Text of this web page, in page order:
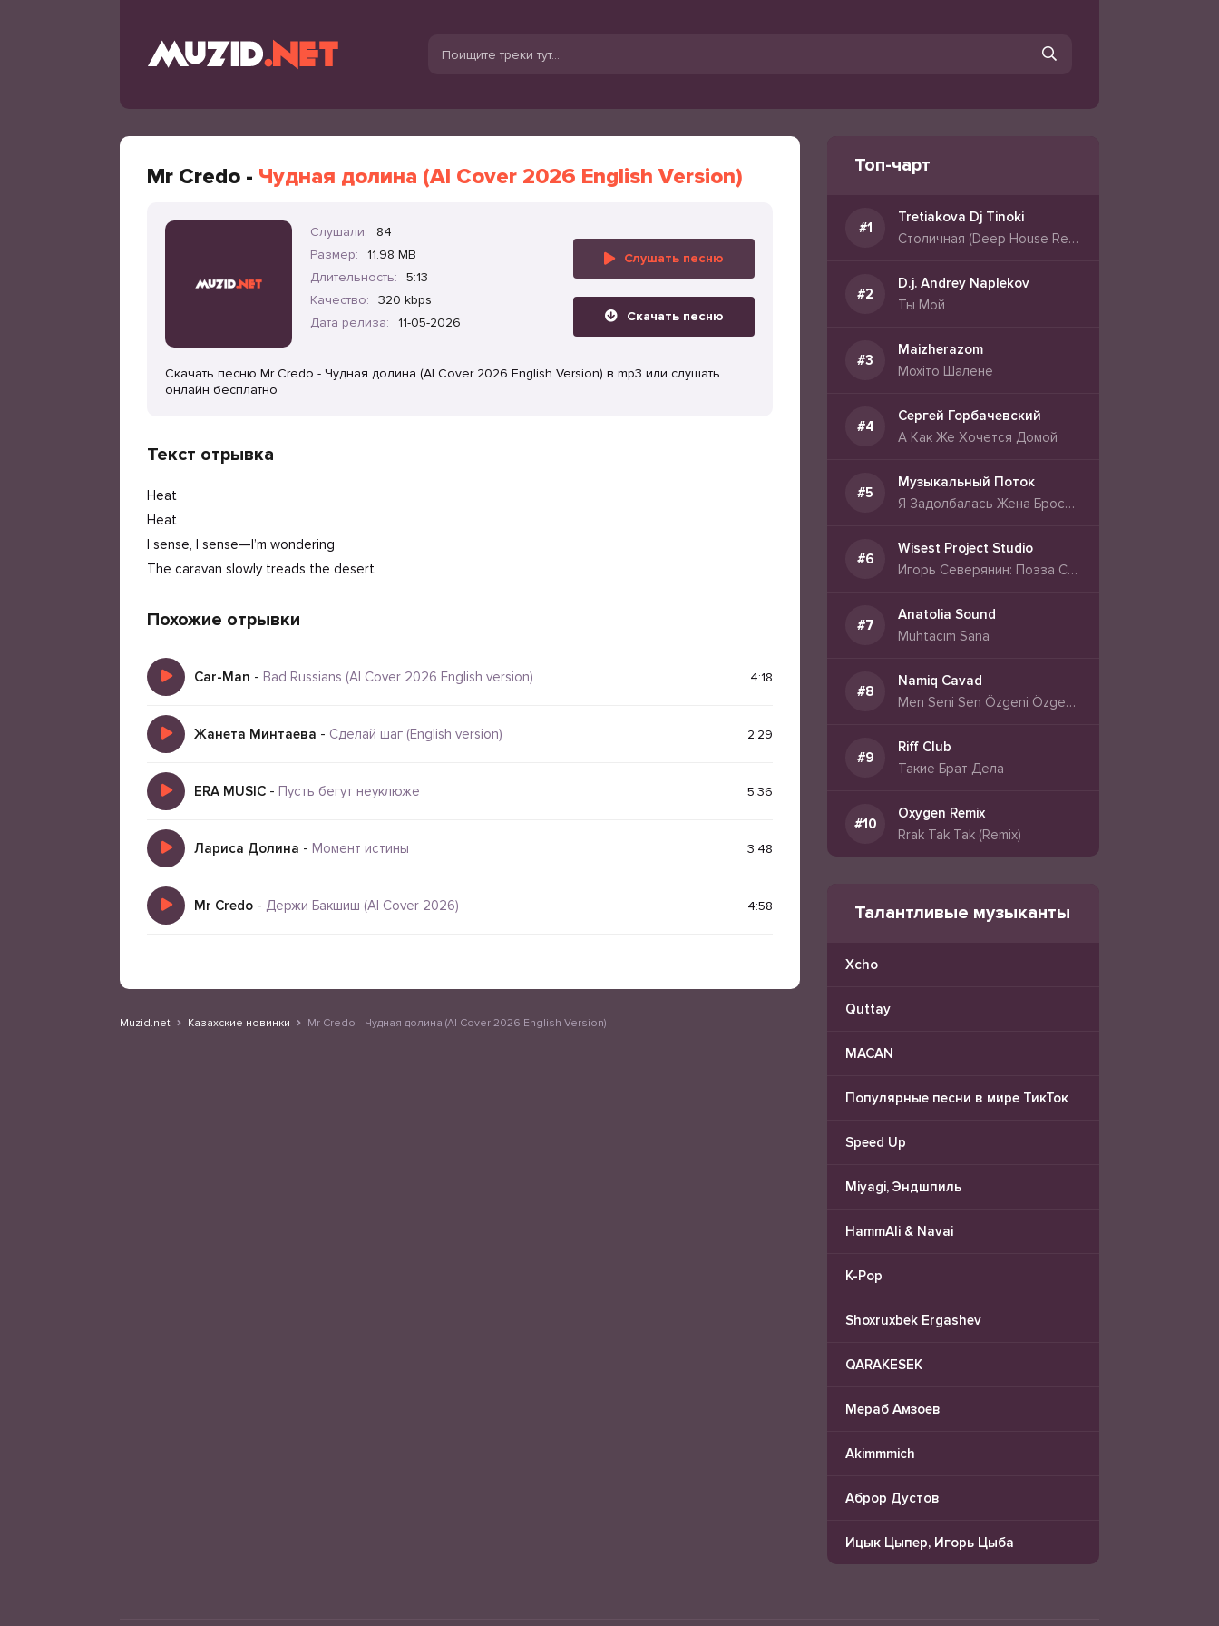
Mr Credo - Чудная долина (AI Cover 2026 English Version)
Слушали:
84
Размер:
11.98 MB
Длительность:
5:13
Качество:
320 kbps
Дата релиза:
11-05-2026
Слушать песню
Скачать песню
Скачать песню Mr Credo - Чудная долина (AI Cover 2026 English Version) в mp3 или слушать
онлайн бесплатно
Текст отрывка
Heat
Heat
I sense, I sense—I’m wondering
The caravan slowly treads the desert
Похожие отрывки
Car-Man - Bad Russians (AI Cover 2026 English version) 4:18
Жанета Минтаева - Сделай шаг (English version) 2:29
ERA MUSIC - Пусть бегут неуклюже 5:36
Лариса Долина - Момент истины 3:48
Mr Credo - Держи Бакшиш (AI Cover 2026) 4:58
Muzid.net Казахские новинки Mr Credo - Чудная долина (AI Cover 2026 English Version)
Топ-чарт
Tretiakova Dj Tinoki
Столичная (Deep House Remix 2026)
D.j. Andrey Naplekov
Ты Мой
Maizherazom
Мохіто Шалене
Сергей Горбачевский
А Как Же Хочется Домой
Музыкальный Поток
Я Задолбалась Жена Бросила Всё И Уехала
Wisest Project Studio
Игорь Северянин: Поэза Странностей Жизни
Anatolia Sound
Muhtacım Sana
Namiq Cavad
Men Seni Sen Özgeni Özgede Başqasını Sevir
Riff Club
Такие Брат Дела
Oxygen Remix
Rrak Tak Tak (Remix)
Талантливые музыканты
Xcho
Quttay
MACAN
Популярные песни в мире ТикТок
Speed Up
Miyagi, Эндшпиль
HammAli & Navai
K-Pop
Shoxruxbek Ergashev
QARAKESEK
Мераб Амзоев
Akimmmich
Аброр Дустов
Ицык Цыпер, Игорь Цыба